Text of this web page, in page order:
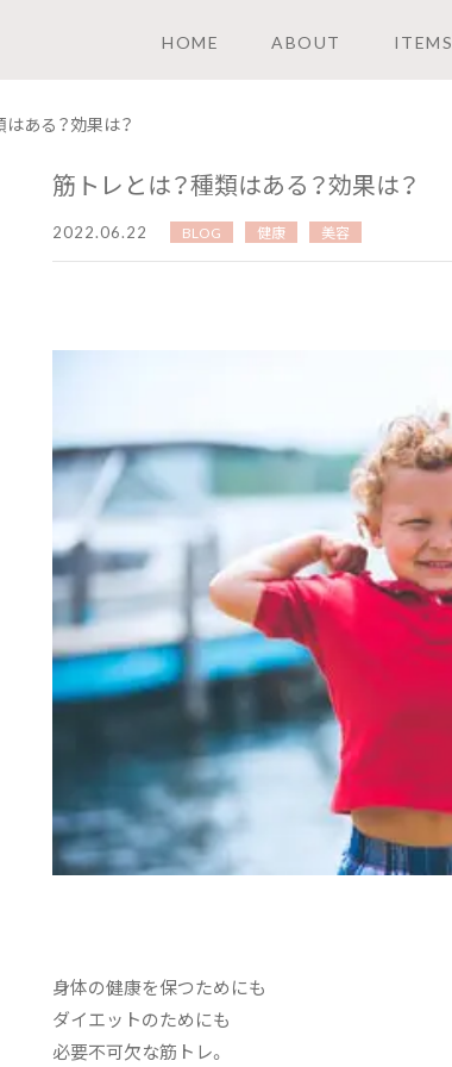
HOME ABOUT ITEMS
ある？効果は？
筋トレとは？種類はある？効果は？
2022.06.22 BLOG 健康 美容
身体の健康を保つためにも
ダイエットのためにも
必要不可欠な筋トレ。